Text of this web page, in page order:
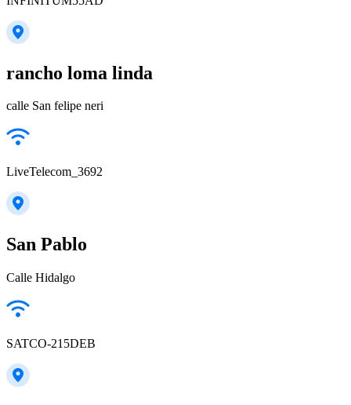
rancho loma linda
calle San felipe neri
LiveTelecom_3692
San Pablo
Calle Hidalgo
SATCO-215DEB